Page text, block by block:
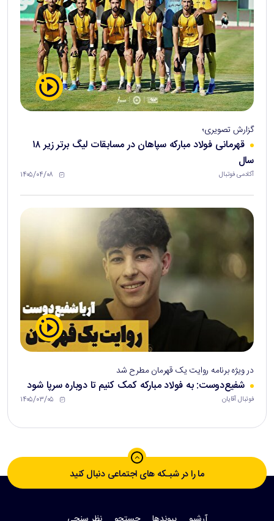
گزارش تصویری؛
قهرمانی فولاد مبارکه سپاهان در مسابقات لیگ برتر زیر ۱۸
سال
آکادمی فوتبال ۱۴۰۵/۰۴/۰۸
در ویژه برنامه روایت یک قهرمان مطرح شد
شفیع‌دوست: به فولاد مبارکه کمک کنیم تا دوباره سرپا شود
فوتبال آقایان ۱۴۰۵/۰۳/۰۵
ما را در شبـکه های اجتماعی دنبال کنید